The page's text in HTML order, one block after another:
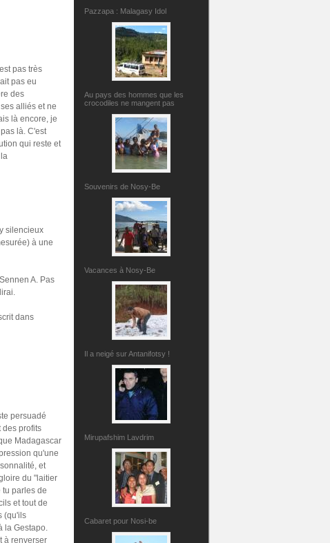
Pazzapa : Malagasy Idol
Au pays des hommes que les
crocodiles ne mangent pas
Souvenirs de Nosy-Be
Vacances à Nosy-Be
Il a neigé sur Antanifotsy !
Mirupafshim Lavdrim
Cabaret pour Nosi-be
pas très
pas eu
des
alliés et ne
là encore, je
là. C'est
qui reste et
silencieux
à une
A. Pas
dans
persuadé
des profits
Madagascar
qu'une
et
du "laitier
tu parles de
et tout de
(qu'ils
la Gestapo.
à renverser